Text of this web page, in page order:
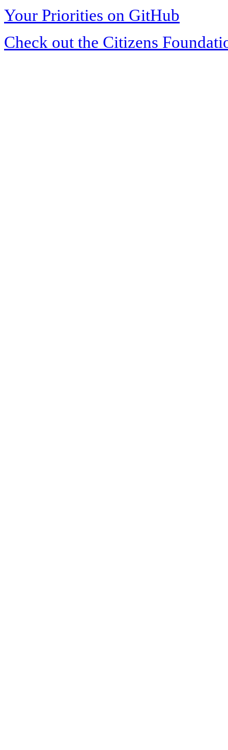
Your Priorities on GitHub
Check out the Citizens